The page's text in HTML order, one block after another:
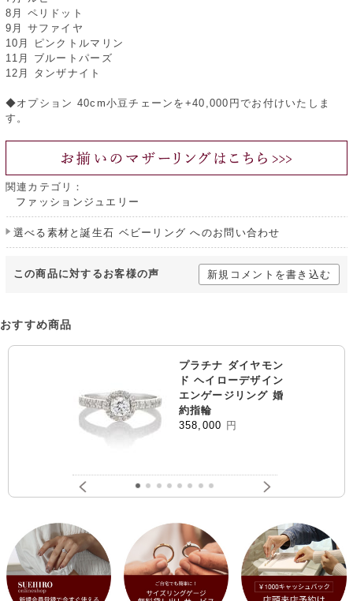
8月 ペリドット
9月 サファイヤ
10月 ピンクトルマリン
11月 ブルートパーズ
12月 タンザナイト
◆オプション 40cm小豆チェーンを+40,000円でお付けいたしま
す。
関連カテゴリ：
ファッションジュエリー
選べる素材と誕生石 ベビーリング へのお問い合わせ
この商品に対するお客様の声 新規コメントを書き込む
おすすめ商品
プラチナ ダイヤモン
ド ヘイローデザイン
エンゲージリング 婚
約指輪
358,000 円